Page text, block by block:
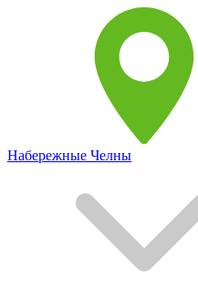
Набережные Челны